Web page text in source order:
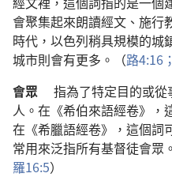
會聚集起來朗讀經文 、 施行
時代 ， 以色列稍具規模的城
城市則會有更多 。（路4:16；
會眾
指為了特定目的或從
人 。 在 《希伯來語經卷》，
在 《希臘語經卷》， 這個詞
常用來泛指所有基督徒會眾
羅16:5）